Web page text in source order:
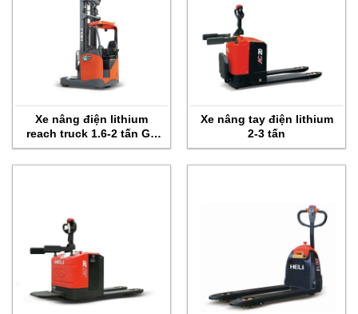
Xe nâng điện lithium
reach truck 1.6-2 tấn G2
series
Xe nâng tay điện lithium
2-3 tấn